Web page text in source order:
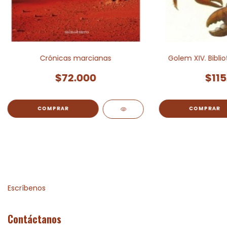
Crónicas marcianas
$72.000
Golem XIV.
Escríbenos
Contáctanos